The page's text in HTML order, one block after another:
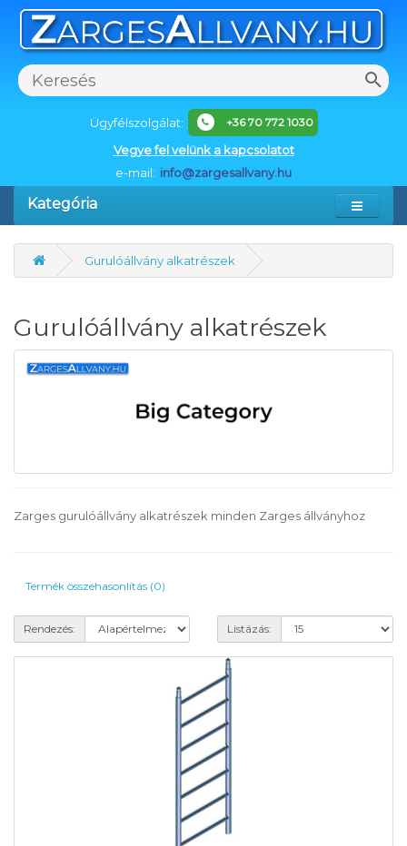
Ügyfélszolgálat: +36 70 772 1030
Vegye fel velünk a kapcsolatot
e-mail: info@zargesallvany.hu
Kategória
Gurulóállvány alkatrészek
Gurulóállvány alkatrészek
Zarges gurulóállvány alkatrészek minden Zarges állványhoz
Termék összehasonlítás (0)
Rendezés: Listázás: